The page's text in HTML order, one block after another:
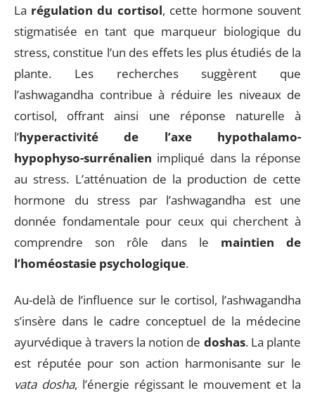
La régulation du cortisol, cette hormone souvent
stigmatisée en tant que marqueur biologique du
stress, constitue l’un des effets les plus étudiés de la
plante. Les recherches suggèrent que
l’ashwagandha contribue à réduire les niveaux de
cortisol, offrant ainsi une réponse naturelle à
l’hyperactivité de l’axe hypothalamo-
hypophyso-surrénalien impliqué dans la réponse
au stress. L’atténuation de la production de cette
hormone du stress par l’ashwagandha est une
donnée fondamentale pour ceux qui cherchent à
comprendre son rôle dans le maintien de
l’homéostasie psychologique.
Au-delà de l’influence sur le cortisol, l’ashwagandha
s’insère dans le cadre conceptuel de la médecine
ayurvédique à travers la notion de doshas. La plante
est réputée pour son action harmonisante sur le
vata dosha, l’énergie régissant le mouvement et la